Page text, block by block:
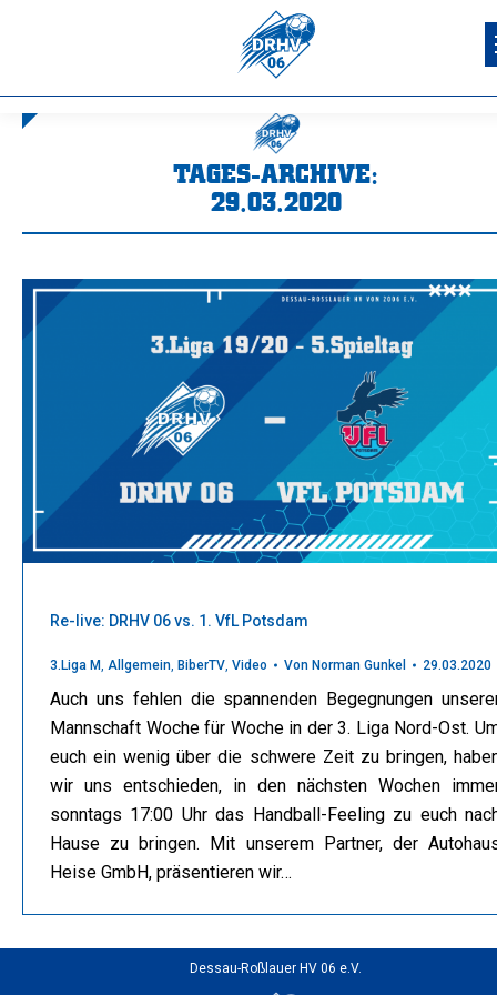
TAGES-ARCHIVE:
29.03.2020
Re-live: DRHV 06 vs. 1. VfL Potsdam
3.Liga M, Allgemein, BiberTV, Video Von Norman Gunkel 29.03.2020
Auch uns fehlen die spannenden Begegnungen
Mannschaft Woche für Woche in der 3. Liga Nord-Ost.
euch ein wenig über die schwere Zeit zu bringen,
wir uns entschieden, in den nächsten Wochen
sonntags 17:00 Uhr das Handball-Feeling zu euch
Hause zu bringen. Mit unserem Partner, der
Heise GmbH, präsentieren wir…
Dessau-Roßlauer HV 06 e.V.